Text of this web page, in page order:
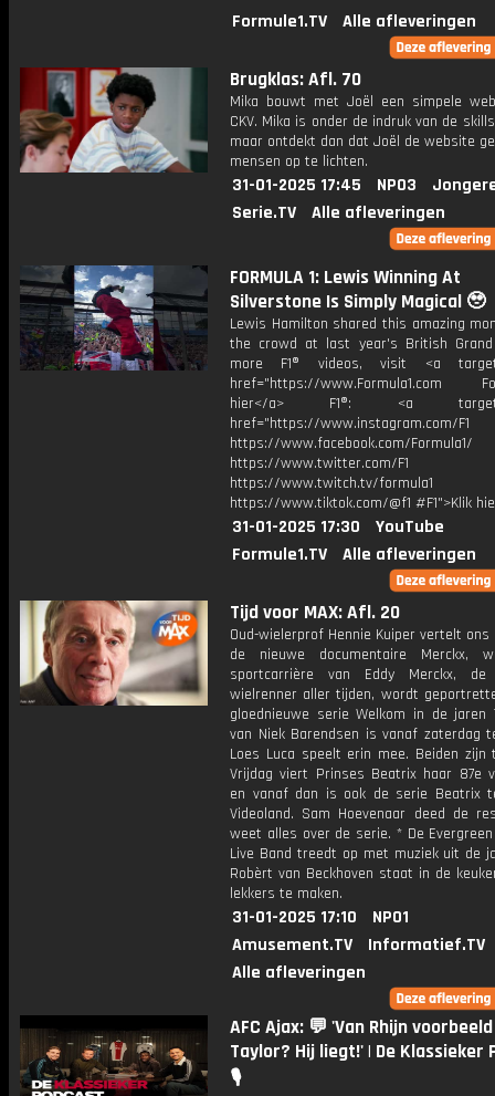
Formule1.TV
Alle afleveringen
Brugklas: Afl. 70
Mika bouwt met Joël een simpele
CKV. Mika is onder de indruk van de
maar ontdekt dan dat Joël de website
mensen op te lichten.
31-01-2025 17:45 NPO3
Serie.TV
Alle afleveringen
FORMULA 1: Lewis Winning At
Silverstone Is Simply Magical 🥹
Lewis Hamilton shared this amazing
the crowd at last year's British
more F1® videos, visit <a
href="https://www.Formula1.com
hier</a> F1®: <a
href="https://www.instagram.com/F1
https://www.facebook.com/Formula1/
https://www.twitter.com/F1
https://www.twitch.tv/formula1
https://www.tiktok.com/@f1 #F1">Klik
31-01-2025 17:30
YouTube
Formule1.TV
Alle afleveringen
Tijd voor MAX: Afl. 20
Oud-wielerprof Hennie Kuiper vertelt ons
de nieuwe documentaire Merckx,
sportcarrière van Eddy Merckx, de
wielrenner aller tijden, wordt
gloednieuwe serie Welkom in de
van Niek Barendsen is vanaf zaterdag
Loes Luca speelt erin mee. Beiden
Vrijdag viert Prinses Beatrix haar 87e
en vanaf dan is ook de serie Beatrix
Videoland. Sam Hoevenaar deed de
weet alles over de serie. * De Evergreen
Live Band treedt op met muziek uit de
Robèrt van Beckhoven staat in de
lekkers te maken.
31-01-2025 17:10
NPO1
Amusement.TV
Informatief.TV
Alle afleveringen
AFC Ajax: 💬 'Van Rhijn voorbeeld
Taylor? Hij liegt!' | De Klassieker
🎙️